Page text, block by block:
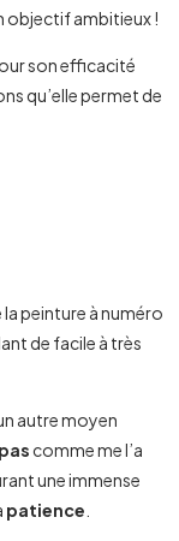
objectif ambitieux !
son efficacité
qu’elle permet de
peinture à numéro
de facile à très
autre moyen
comme me l’a
une immense
patience